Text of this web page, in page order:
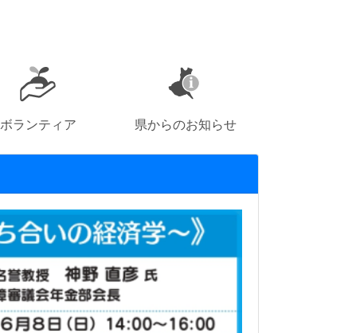
ボランティア 県からのお知らせ